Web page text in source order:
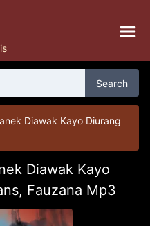
Search
Diawak Kayo Diurang
Diawak Kayo
Fauzana Mp3